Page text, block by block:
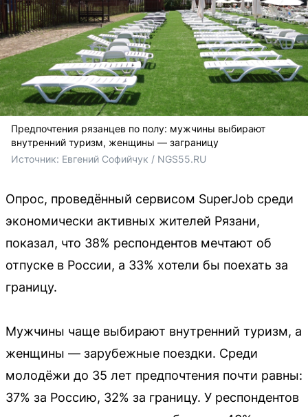
Предпочтения рязанцев по полу: мужчины выбирают
внутренний туризм, женщины — заграницу
Источник: Евгений Софийчук / NGS55.RU
Опрос, проведённый сервисом SuperJob среди
экономически активных жителей Рязани,
показал, что 38% респондентов мечтают об
отпуске в России, а 33% хотели бы поехать за
границу.
Мужчины чаще выбирают внутренний туризм, а
женщины — зарубежные поездки. Среди
молодёжи до 35 лет предпочтения почти равны:
37% за Россию, 32% за границу. У респондентов